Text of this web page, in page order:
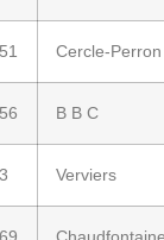
Cercle-Perron
B B C
Verviers